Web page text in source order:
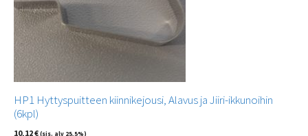
HP1 Hyttyspuitteen kiinnikejousi, Alavus ja Jiiri-ikkunoihin
(6kpl)
10,12€(sis. alv 25,5%)